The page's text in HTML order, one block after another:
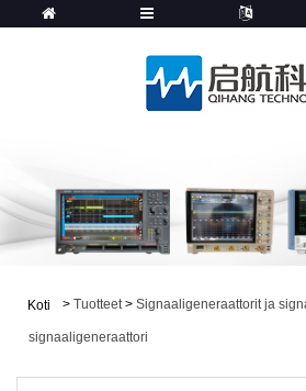
Koti > Tuotteet > Signaaligeneraattorit ja
signaaligeneraattori